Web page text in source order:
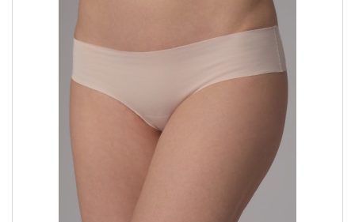
Chèques Cadeaux